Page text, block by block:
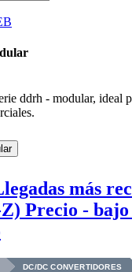
ddrh - modular, ideal
más
Precio -
DC/DC CONVERTIDORES